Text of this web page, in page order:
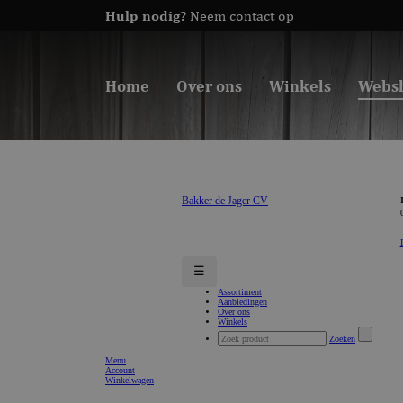
Hulp nodig? Neem contact op
Home Over ons Winkels